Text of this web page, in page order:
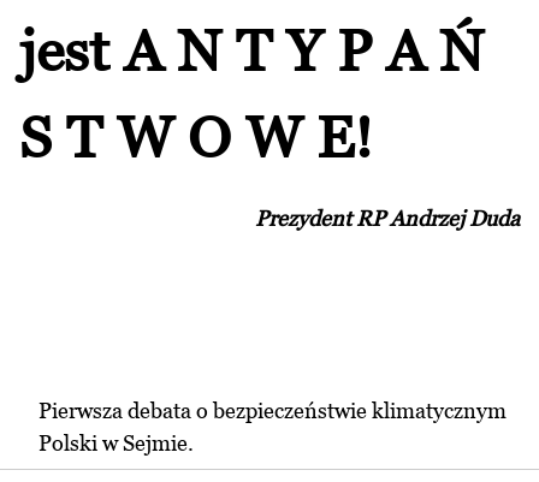
jest A N T Y P A Ń
S T W O W E!
Prezydent RP Andrzej Duda
Pierwsza debata o bezpieczeństwie klimatycznym
Polski w Sejmie.